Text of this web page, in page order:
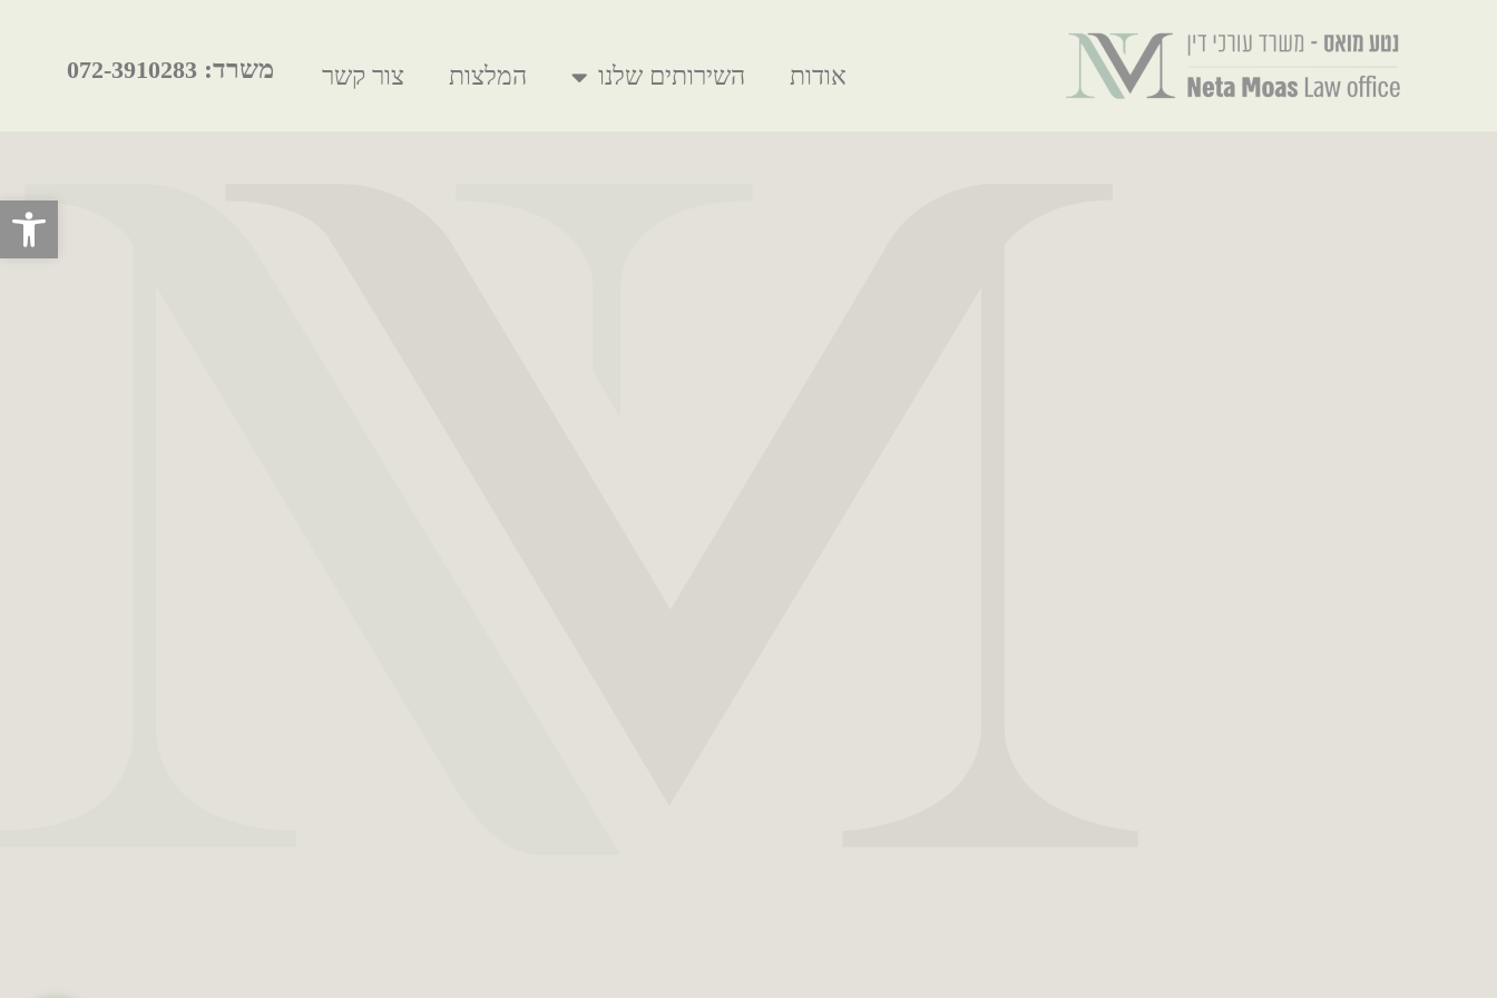
פתח
אודות השירותים שלנו המלצות צור קשר משרד: 072-3910283